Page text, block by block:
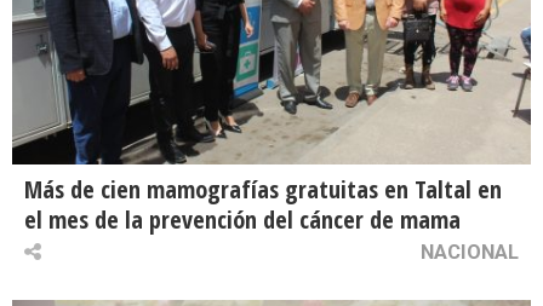
Más de cien mamografías gratuitas en Taltal en
el mes de la prevención del cáncer de mama
NACIONAL